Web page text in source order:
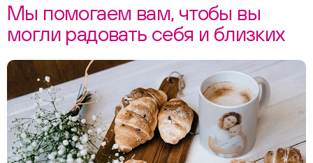
Мы помогаем вам, чтобы вы
могли радовать себя и близких